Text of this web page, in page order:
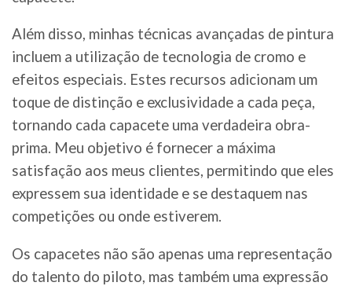
Além disso, minhas técnicas avançadas de pintura
incluem a utilização de tecnologia de cromo e
efeitos especiais. Estes recursos adicionam um
toque de distinção e exclusividade a cada peça,
tornando cada capacete uma verdadeira obra-
prima. Meu objetivo é fornecer a máxima
satisfação aos meus clientes, permitindo que eles
expressem sua identidade e se destaquem nas
competições ou onde estiverem.
Os capacetes não são apenas uma representação
do talento do piloto, mas também uma expressão